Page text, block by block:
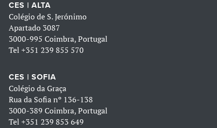
CES | ALTA
Colégio de S. Jerónimo
Apartado 3087
3000-995 Coimbra, Portugal
Tel +351 239 855 570
CES | SOFIA
Colégio da Graça
Rua da Sofia nº 136-138
3000-389 Coimbra, Portugal
Tel +351 239 853 649